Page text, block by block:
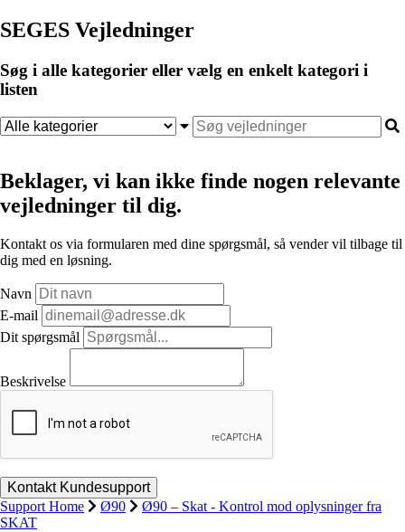
SEGES Vejledninger
Søg i alle kategorier eller vælg en enkelt kategori i
listen
Beklager, vi kan ikke finde nogen relevante
vejledninger til dig.
Kontakt os via formularen med dine spørgsmål, så vender vil tilbage til
dig med en løsning.
Navn
E-mail
Dit spørgsmål
Beskrivelse
Support Home Ø90
Ø90 – Skat - Kontrol mod oplysninger fra
SKAT